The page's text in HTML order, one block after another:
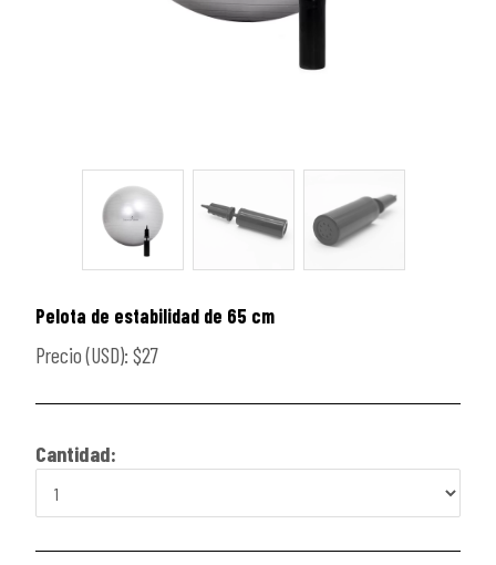
Pelota de estabilidad de 65 cm
Precio (USD): $27
Cantidad: